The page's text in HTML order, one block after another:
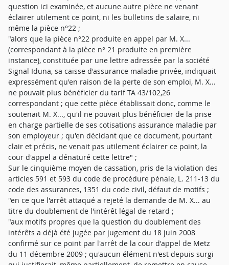
question ici examinée, et aucune autre pièce ne venant
éclairer utilement ce point, ni les bulletins de salaire, ni
même la pièce n°22 ;
"alors que la pièce n°22 produite en appel par M. X...
(correspondant à la pièce n° 21 produite en première
instance), constituée par une lettre adressée par la société
Signal Iduna, sa caisse d'assurance maladie privée, indiquait
expressément qu'en raison de la perte de son emploi, M. X...
ne pouvait plus bénéficier du tarif TA 43/102,26
correspondant ; que cette pièce établissait donc, comme le
soutenait M. X..., qu'il ne pouvait plus bénéficier de la prise
en charge partielle de ses cotisations assurance maladie par
son employeur ; qu'en décidant que ce document, pourtant
clair et précis, ne venait pas utilement éclairer ce point, la
cour d'appel a dénaturé cette lettre" ;
Sur le cinquième moyen de cassation, pris de la violation des
articles 591 et 593 du code de procédure pénale, L. 211-13 du
code des assurances, 1351 du code civil, défaut de motifs ;
"en ce que l'arrêt attaqué a rejeté la demande de M. X... au
titre du doublement de l'intérêt légal de retard ;
"aux motifs propres que la question du doublement des
intérêts a déjà été jugée par jugement du 18 juin 2008
confirmé sur ce point par l'arrêt de la cour d'appel de Metz
du 11 décembre 2009 ; qu'aucun élément n'est depuis surgi